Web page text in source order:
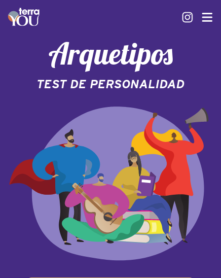
Arquetipos
TEST DE PERSONALIDAD